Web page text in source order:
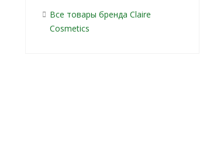
Крем для рук
CLAIRE
Крем для рук CLAIRE
Все товары бренда Claire
Cosmetics